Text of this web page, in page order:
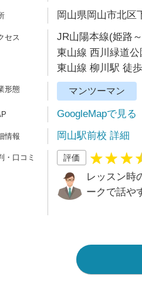
岡山県岡山市北区
JR山陽本線(姫路
東山線 西川緑道
東山線 柳川駅 徒
マンツーマン
GoogleMapで見る
岡山駅前校 詳細
評価
レッスン時
ークで話や